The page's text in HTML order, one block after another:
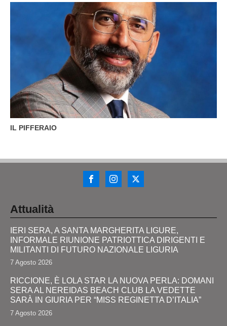
IL PIFFERAIO
Attualità
IERI SERA, A SANTA MARGHERITA LIGURE,
INFORMALE RIUNIONE PATRIOTTICA DIRIGENTI E
MILITANTI DI FUTURO NAZIONALE LIGURIA
7 Agosto 2026
RICCIONE, È LOLA STAR LA NUOVA PERLA: DOMANI
SERA AL NEREIDAS BEACH CLUB LA VEDETTE
SARÀ IN GIURIA PER “MISS REGINETTA D’ITALIA”
7 Agosto 2026